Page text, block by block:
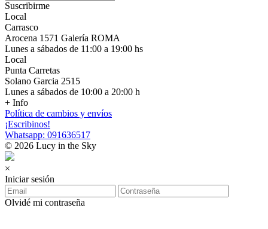
Suscribirme
Local
Carrasco
Arocena 1571 Galería ROMA
Lunes a sábados de 11:00 a 19:00 hs
Local
Punta Carretas
Solano Garcia 2515
Lunes a sábados de 10:00 a 20:00 h
+ Info
Política de cambios y envíos
¡Escribinos!
Whatsapp: 091636517
© 2026 Lucy in the Sky
×
Iniciar sesión
Olvidé mi contraseña